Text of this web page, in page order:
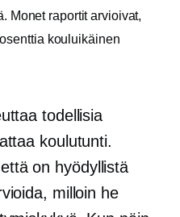
Monet raportit arvioivat,
kouluikäinen
todellisia
koulutunti.
on hyödyllistä
milloin he